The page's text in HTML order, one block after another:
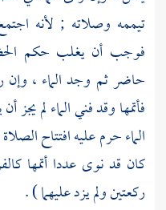
تيممه وصلاته ; لأنه
فوجب أن يغلب حكم
حاضر ثم وجد الماء ، وإن
فأتمها وقد فني الماء لم
الماء حرم عليه افتتاح
كان قد نوى عددا أتمها
ركعتين ولم يزد عليهما ) .